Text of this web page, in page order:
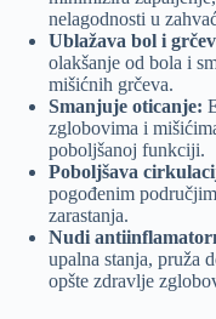
nelagodnosti u
Ublažava bol i
olakšanje od bola i
mišićnih grčeva.
Smanjuje oticanje:
zglobovima i
poboljšanoj funkciji.
Poboljšava
pogođenim
zarastanja.
Nudi
upalna stanja, pruža
opšte zdravlje